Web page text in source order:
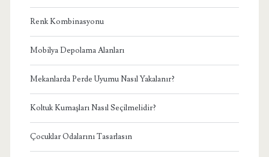
Renk Kombinasyonu
Mobilya Depolama Alanları
Mekanlarda Perde Uyumu Nasıl Yakalanır?
Koltuk Kumaşları Nasıl Seçilmelidir?
Çocuklar Odalarını Tasarlasın